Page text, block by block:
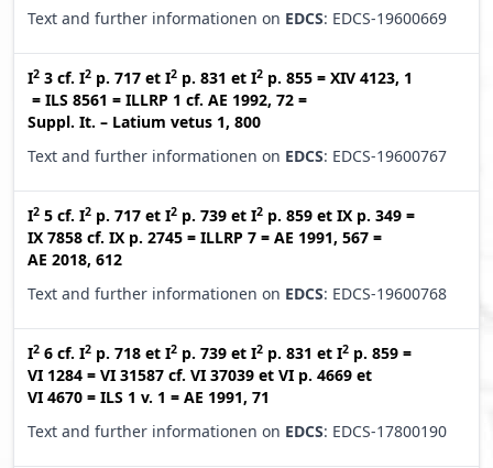
Text and further informationen on EDCS: EDCS-19600669
I2 3 cf. I2 p. 717 et I2 p. 831 et I2 p. 855 = XIV 4123, 1
= ILS 8561 = ILLRP 1 cf. AE 1992, 72 =
Suppl. It. – Latium vetus 1, 800
Text and further informationen on EDCS: EDCS-19600767
I2 5 cf. I2 p. 717 et I2 p. 739 et I2 p. 859 et IX p. 349 =
IX 7858 cf. IX p. 2745 = ILLRP 7 = AE 1991, 567 =
AE 2018, 612
Text and further informationen on EDCS: EDCS-19600768
I2 6 cf. I2 p. 718 et I2 p. 739 et I2 p. 831 et I2 p. 859 =
VI 1284 = VI 31587 cf. VI 37039 et VI p. 4669 et
VI 4670 = ILS 1 v. 1 = AE 1991, 71
Text and further informationen on EDCS: EDCS-17800190